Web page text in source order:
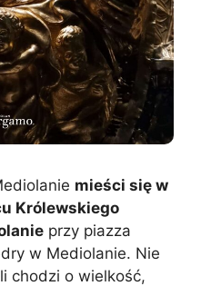
mieści się w
Królewskiego
przy piazza
w Mediolanie. Nie
chodzi o wielkość,